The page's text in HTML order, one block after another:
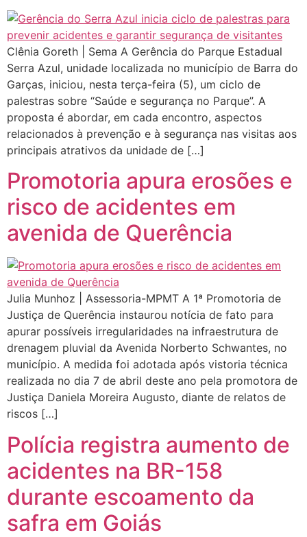
Clênia Goreth | Sema A Gerência do Parque Estadual
Serra Azul, unidade localizada no município de Barra do
Garças, iniciou, nesta terça-feira (5), um ciclo de
palestras sobre “Saúde e segurança no Parque”. A
proposta é abordar, em cada encontro, aspectos
relacionados à prevenção e à segurança nas visitas aos
principais atrativos da unidade de […]
Promotoria apura erosões e
risco de acidentes em
avenida de Querência
Julia Munhoz | Assessoria-MPMT A 1ª Promotoria de
Justiça de Querência instaurou notícia de fato para
apurar possíveis irregularidades na infraestrutura de
drenagem pluvial da Avenida Norberto Schwantes, no
município. A medida foi adotada após vistoria técnica
realizada no dia 7 de abril deste ano pela promotora de
Justiça Daniela Moreira Augusto, diante de relatos de
riscos […]
Polícia registra aumento de
acidentes na BR-158
durante escoamento da
safra em Goiás